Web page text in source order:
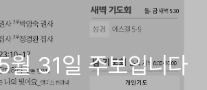
31일 주보입니다